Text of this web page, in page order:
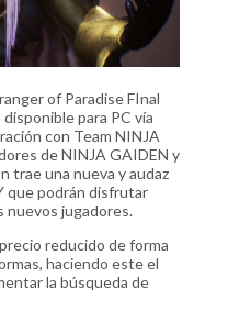
of Paradise FInal
para PC vía
con Team NINJA
de NINJA GAIDEN y
trae una nueva y audaz
que podrán disfrutar
nuevos jugadores.
reducido de forma
haciendo este el
la búsqueda de